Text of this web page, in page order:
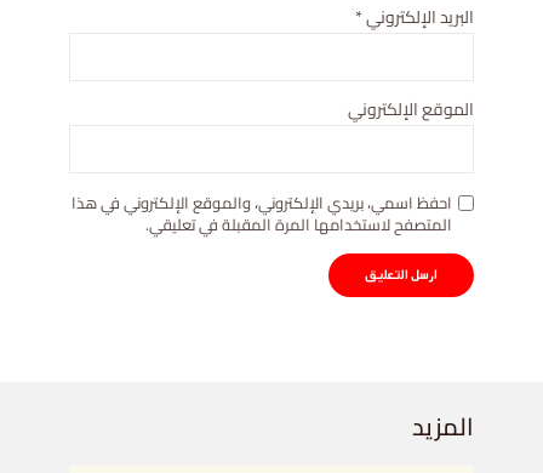
البريد الإلكتروني*
الموقع الإلكتروني
احفظ اسمي، بريدي الإلكتروني، والموقع الإلكتروني في هذا
المتصفح لاستخدامها المرة المقبلة في تعليقي.
المزيد